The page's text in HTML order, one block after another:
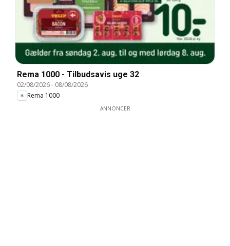
Rema 1000 - Tilbudsavis uge 32
02/08/2026- 08/08/2026
Rema 1000
ANNONCER